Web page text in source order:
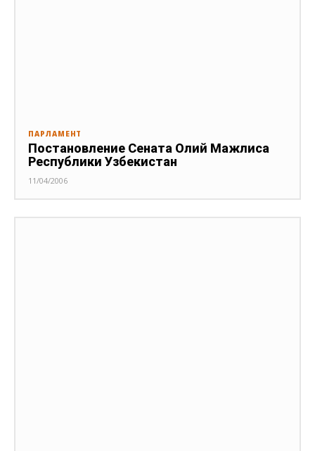
ПАРЛАМЕНТ
Постановление Сената Олий Мажлиса
Республики Узбекистан
11/04/2006